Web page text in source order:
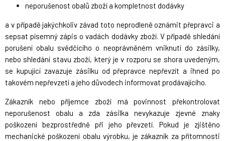
neporušenost obalů zboží a kompletnost dodávky
a v případě jakýchkoliv závad toto neprodleně oznámit přepravci a
sepsat písemný zápis o vadách dodávky zboží. V případě shledání
porušení obalu svědčícího o neoprávněném vniknutí do zásilky,
nebo shledání stavu zboží, který je v rozporu se shora uvedeným,
se kupující zavazuje zásilku od přepravce nepřevzít a ihned po
takovém nepřevzetí a jeho důvodech informovat prodávajícího.
Zákazník nebo příjemce zboží má povinnost překontrolovat
neporušenost obalu a zda zásilka nevykazuje zjevné znaky
poškození bezprostředně při jeho převzetí. Pokud je zjištěno
mechanické poškození obalu výrobku, je zákazník za přítomnosti